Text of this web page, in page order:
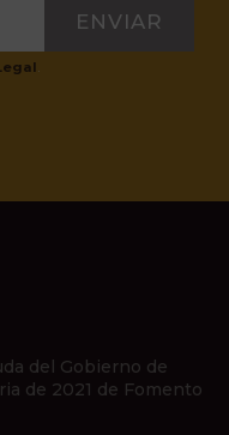
ENVIAR
.
del Gobierno de
de 2021 de Fomento